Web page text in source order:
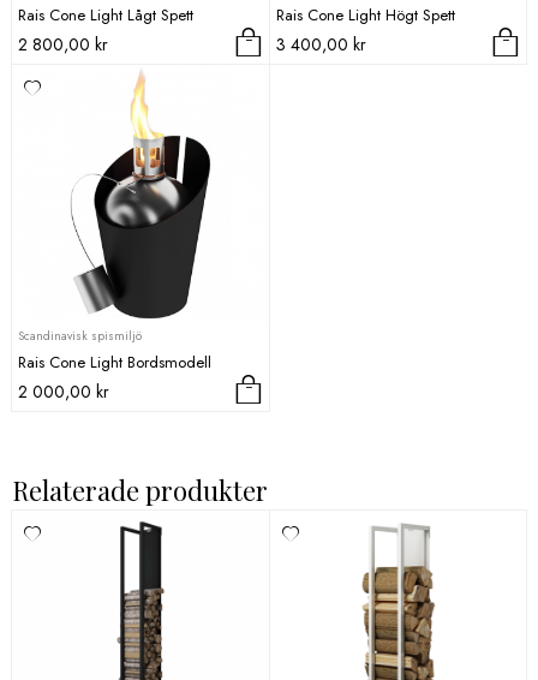
Rais Cone Light Lågt Spett
2 800,00 kr
Rais Cone Light Högt Spett
3 400,00 kr
Scandinavisk spismiljö
Rais Cone Light Bordsmodell
2 000,00 kr
Relaterade produkter